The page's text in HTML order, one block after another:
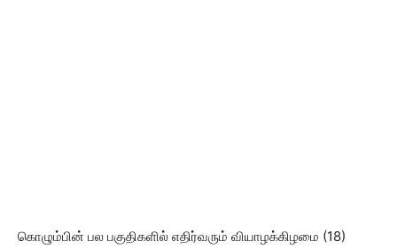
கொழும்பின் பல பகுதிகளில் எதிர்வரும் வியாழக்கிழமை (18)